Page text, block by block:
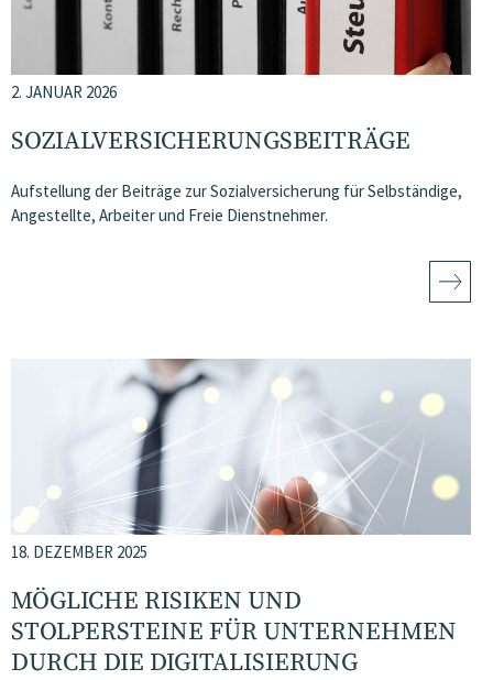
2. JANUAR 2026
SOZIALVERSICHERUNGSBEITRÄGE
Aufstellung der Beiträge zur Sozialversicherung für Selbständige,
Angestellte, Arbeiter und Freie Dienstnehmer.
18. DEZEMBER 2025
MÖGLICHE RISIKEN UND
STOLPERSTEINE FÜR UNTERNEHMEN
DURCH DIE DIGITALISIERUNG